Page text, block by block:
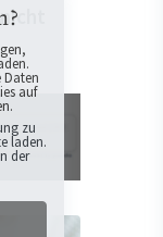
auf
zu
laden.
der